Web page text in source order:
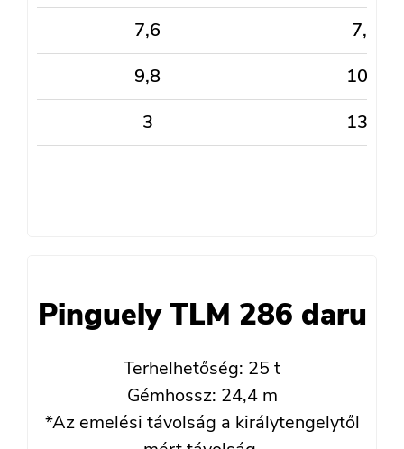
7,6
7,5
9,8
10,9
3
13,5
Pinguely TLM 286 daru
Terhelhetőség: 25 t
Gémhossz: 24,4 m
*Az emelési távolság a királytengelytől